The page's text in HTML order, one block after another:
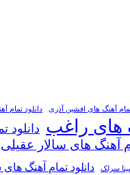
تمام آهنگ های افشین آذری دانلود تمام
های راغب دانلود
آهنگ های سالار عقیلی
سرلک دانلود تمام آهنگ های